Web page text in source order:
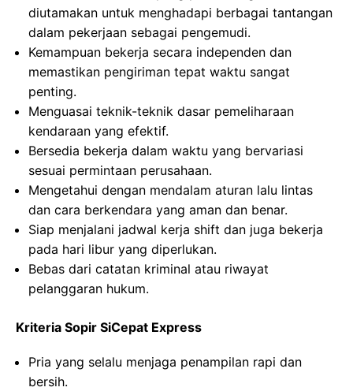
diutamakan untuk menghadapi berbagai tantangan
dalam pekerjaan sebagai pengemudi.
Kemampuan bekerja secara independen dan
memastikan pengiriman tepat waktu sangat
penting.
Menguasai teknik-teknik dasar pemeliharaan
kendaraan yang efektif.
Bersedia bekerja dalam waktu yang bervariasi
sesuai permintaan perusahaan.
Mengetahui dengan mendalam aturan lalu lintas
dan cara berkendara yang aman dan benar.
Siap menjalani jadwal kerja shift dan juga bekerja
pada hari libur yang diperlukan.
Bebas dari catatan kriminal atau riwayat
pelanggaran hukum.
Kriteria Sopir SiCepat Express
Pria yang selalu menjaga penampilan rapi dan
bersih.